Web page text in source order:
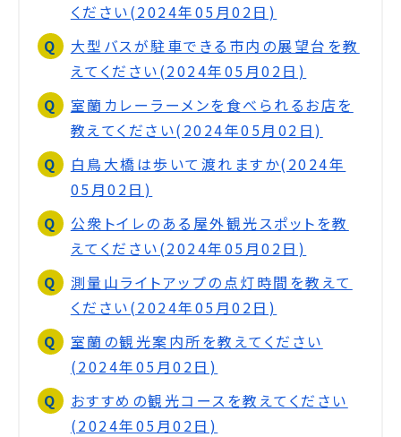
ください(2024年05月02日)
大型バスが駐車できる市内の展望台を教
えてください(2024年05月02日)
室蘭カレーラーメンを食べられるお店を
教えてください(2024年05月02日)
白鳥大橋は歩いて渡れますか(2024年
05月02日)
公衆トイレのある屋外観光スポットを教
えてください(2024年05月02日)
測量山ライトアップの点灯時間を教えて
ください(2024年05月02日)
室蘭の観光案内所を教えてください
(2024年05月02日)
おすすめの観光コースを教えてください
(2024年05月02日)